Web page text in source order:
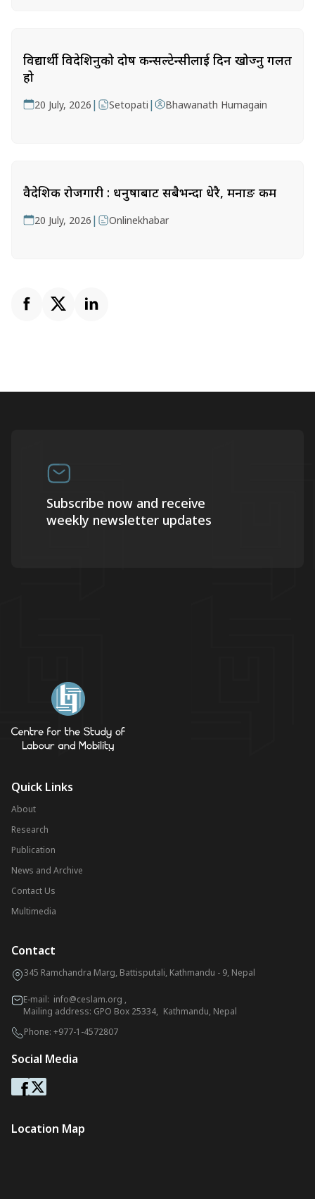
विद्यार्थी विदेशिनुको दोष कन्सल्टेन्सीलाई दिन खोज्नु गलत
हो
20 July, 2026 | Setopati | Bhawanath Humagain
वैदेशिक रोजगारी : धनुषाबाट सबैभन्दा धेरै, मनाङ कम
20 July, 2026 | Onlinekhabar
Subscribe now and receive
weekly newsletter updates
Quick Links
About
Research
Publication
News and Archive
Contact Us
Multimedia
Contact
345 Ramchandra Marg, Battisputali, Kathmandu - 9, Nepal
E-mail: info@ceslam.org ,
Mailing address: GPO Box 25334, Kathmandu, Nepal
Phone: +977-1-4572807
Social Media
Location Map